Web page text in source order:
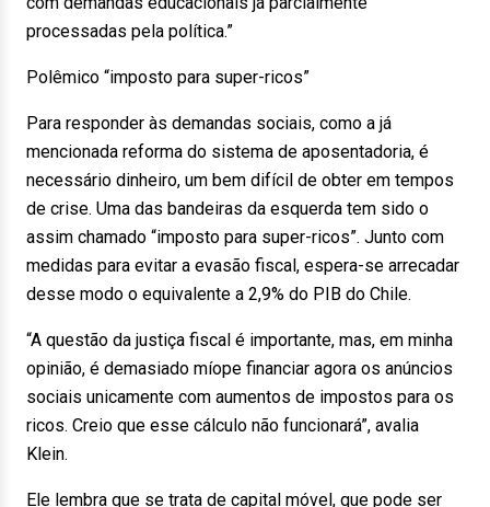
processadas pela política.”
Polêmico “imposto para super-ricos”
Para responder às demandas sociais, como a já
mencionada reforma do sistema de aposentadoria, é
necessário dinheiro, um bem difícil de obter em tempos
de crise. Uma das bandeiras da esquerda tem sido o
assim chamado “imposto para super-ricos”. Junto com
medidas para evitar a evasão fiscal, espera-se arrecadar
desse modo o equivalente a 2,9% do PIB do Chile.
“A questão da justiça fiscal é importante, mas, em minha
opinião, é demasiado míope financiar agora os anúncios
sociais unicamente com aumentos de impostos para os
ricos. Creio que esse cálculo não funcionará”, avalia
Klein.
Ele lembra que se trata de capital móvel, que pode ser